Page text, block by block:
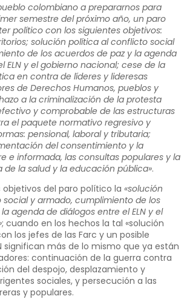
colombiano a prepararnos para
semestre del próximo año, un paro
político con los siguientes objetivos:
solución política al conflicto social
de los acuerdos de paz y la agenda
ELN y el gobierno nacional; cese de la
en contra de líderes y lideresas
de Derechos Humanos, pueblos y
a la criminalización de la protesta
y comprobable de las estructuras
el paquete normativo regresivo y
pensional, laboral y tributaria;
del consentimiento y la
e informada, las consultas populares y la
de la salud y la educación pública».
objetivos del paro político la «solución
y armado, cumplimiento de los
agenda de diálogos entre el ELN y el
; cuando en los hechos la tal «solución
los jefes de las Farc y un posible
significan más de lo mismo que ya están
continuación de la guerra contra
del despojo, desplazamiento y
sociales, y persecución a las
y populares.